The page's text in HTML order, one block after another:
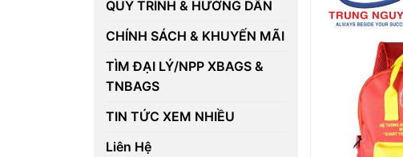
QUY TRÌNH & HƯỚNG DẪN
CHÍNH SÁCH & KHUYẾN MÃI
TÌM ĐẠI LÝ/NPP XBAGS &
TNBAGS
TIN TỨC XEM NHIỀU
Liên Hệ